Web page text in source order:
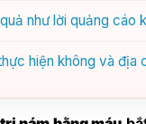
như lời quảng cáo
hiện không và địa